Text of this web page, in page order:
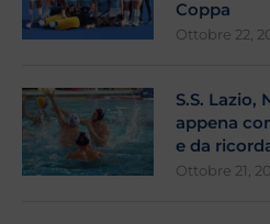
Coppa
Ottobre 22,
S.S. Lazio,
appena
e da
Ottobre 21,